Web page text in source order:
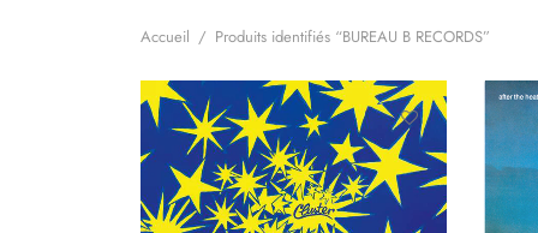
Accueil / Produits identifiés “BUREAU B RECORDS”